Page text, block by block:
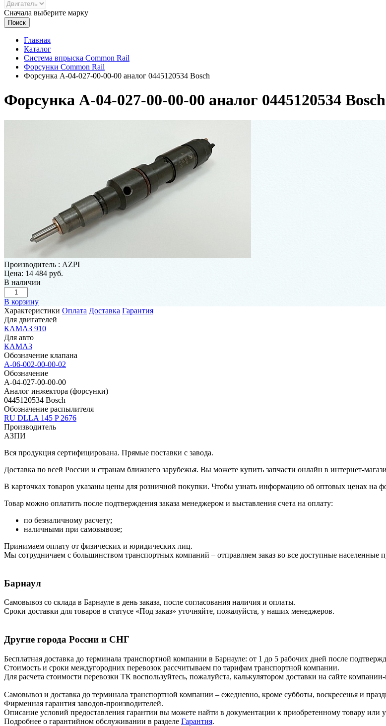
Сначала выберите марку
Поиск
Главная
Каталог
Система впрыска Common Rail
Форсунки Common Rail
Форсунка А-04-027-00-00-00 аналог 0445120534 Bosch
Форсунка А-04-027-00-00-00 аналог 0445120534 Bosch
Производитель : AZPI
Цена: 14 484 руб.
В наличии
В корзину
Характеристики Оплата Доставка Гарантия
Для двигателей
КАМАЗ 910
Для авто
КАМАЗ
Обозначение клапана
A-06-002-00-00-02
Обозначение
A-04-027-00-00-00
Аналог инжектора (форсунки)
0445120534 Bosch
Обозначение распылителя
RU DLLA 145 P 2676
Производитель
АЗПИ
Вся продукция сертифицирована. Прямые поставки с завода.
Доставка по всей России и странам ближнего зарубежья. Вы можете купить запчасти онлайн в интернет-
В карточках товаров указаны цены для розничной покупки. Чтобы узнать информацию об оптовых ценах на
Товар можно оплатить после подтверждения заказа менеджером и выставления счета на оплату:
по безналичному расчету;
наличными при самовывозе;
Принимаем оплату от физических и юридических лиц.
Мы сотрудничаем с большинством транспортных компаний – отправляем заказ во все доступные населенные
Барнаул
Самовывоз со склада в Барнауле в день заказа, после согласования наличия и оплаты.
Сроки доставки для товаров в статусе «Под заказ» уточняйте, пожалуйста, у наших менеджеров.
Другие города России и СНГ
Бесплатная доставка до терминала транспортной компании в Барнауле: от 1 до 5 рабочих дней после
Стоимость и сроки междугородних перевозок рассчитываем по тарифам транспортной компании.
Для расчета стоимости перевозки ТК воспользуйтесь, пожалуйста, калькулятором доставки на сайте
Самовывоз и доставка до терминала транспортной компании – ежедневно, кроме субботы, воскресенья и
Фирменная гарантия заводов-производителей.
Описание условий предоставления гарантии вы можете найти в документации к приобретенному товару или
Подробнее о гарантийном обслуживании в разделе Гарантия.